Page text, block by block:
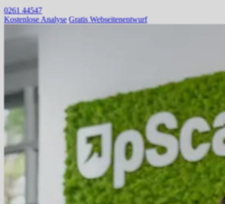
0261 44547
Kostenlose Analyse Gratis Webseitenentwurf